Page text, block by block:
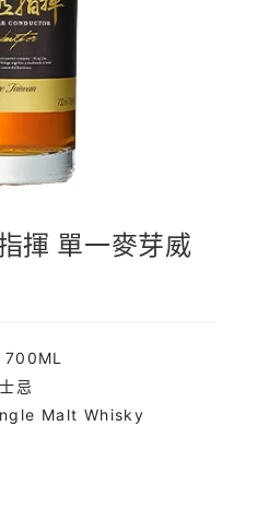
揮 單一麥芽威
忌
Malt Whisky